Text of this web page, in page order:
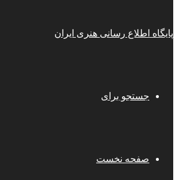
پایگاه اطلاع رسانی هنری ایران
جستجو برای
صفحه نخست